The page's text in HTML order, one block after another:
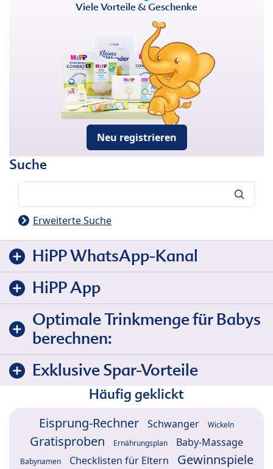
Viele Vorteile & Geschenke
Neu registrieren
Suche
Erweiterte Suche
HiPP WhatsApp-Kanal
HiPP App
Optimale Trinkmenge für Babys
berechnen:
Exklusive Spar-Vorteile
Häufig geklickt
Eisprung-Rechner Schwanger Wickeln
Gratisproben Ernährungsplan Baby-Massage
Babynamen Checklisten für Eltern
Gewinnspiele